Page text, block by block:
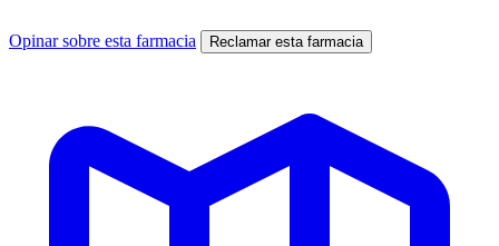
Opinar sobre esta farmacia Reclamar esta farmacia